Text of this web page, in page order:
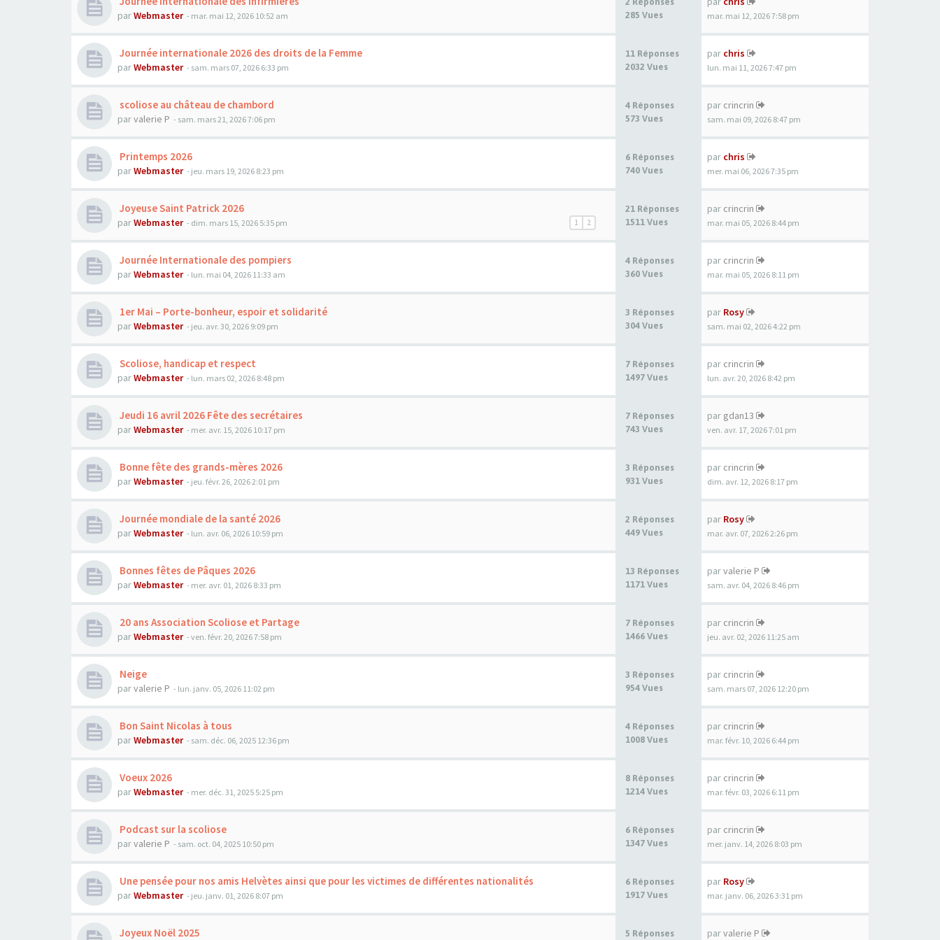
parWebmaster - mar. mai 12, 2026 10:52 am
285 Vues
mar. mai 12, 2026 7:58 pm
Journée internationale 2026 des droits de la Femme
parWebmaster - sam. mars 07, 2026 6:33 pm
11 Réponses
2032 Vues
par chris
lun. mai 11, 2026 7:47 pm
scoliose au château de chambord
parvalerie P - sam. mars 21, 2026 7:06 pm
4 Réponses
573 Vues
par crincrin
sam. mai 09, 2026 8:47 pm
Printemps 2026
parWebmaster - jeu. mars 19, 2026 8:23 pm
6 Réponses
740 Vues
par chris
mer. mai 06, 2026 7:35 pm
Joyeuse Saint Patrick 2026
1 2
parWebmaster - dim. mars 15, 2026 5:35 pm
21 Réponses
1511 Vues
par crincrin
mar. mai 05, 2026 8:44 pm
Journée Internationale des pompiers
parWebmaster - lun. mai 04, 2026 11:33 am
4 Réponses
360 Vues
par crincrin
mar. mai 05, 2026 8:11 pm
1er Mai – Porte-bonheur, espoir et solidarité
parWebmaster - jeu. avr. 30, 2026 9:09 pm
3 Réponses
304 Vues
par Rosy
sam. mai 02, 2026 4:22 pm
Scoliose, handicap et respect
parWebmaster - lun. mars 02, 2026 8:48 pm
7 Réponses
1497 Vues
par crincrin
lun. avr. 20, 2026 8:42 pm
Jeudi 16 avril 2026 Fête des secrétaires
parWebmaster - mer. avr. 15, 2026 10:17 pm
7 Réponses
743 Vues
par gdan13
ven. avr. 17, 2026 7:01 pm
Bonne fête des grands-mères 2026
parWebmaster - jeu. févr. 26, 2026 2:01 pm
3 Réponses
931 Vues
par crincrin
dim. avr. 12, 2026 8:17 pm
Journée mondiale de la santé 2026
parWebmaster - lun. avr. 06, 2026 10:59 pm
2 Réponses
449 Vues
par Rosy
mar. avr. 07, 2026 2:26 pm
Bonnes fêtes de Pâques 2026
parWebmaster - mer. avr. 01, 2026 8:33 pm
13 Réponses
1171 Vues
parvalerie P
sam. avr. 04, 2026 8:46 pm
20 ans Association Scoliose et Partage
parWebmaster - ven. févr. 20, 2026 7:58 pm
7 Réponses
1466 Vues
par crincrin
jeu. avr. 02, 2026 11:25 am
Neige
parvalerie P - lun. janv. 05, 2026 11:02 pm
3 Réponses
954 Vues
par crincrin
sam. mars 07, 2026 12:20 pm
Bon Saint Nicolas à tous
parWebmaster - sam. déc. 06, 2025 12:36 pm
4 Réponses
1008 Vues
par crincrin
mar. févr. 10, 2026 6:44 pm
Voeux 2026
parWebmaster - mer. déc. 31, 2025 5:25 pm
8 Réponses
1214 Vues
par crincrin
mar. févr. 03, 2026 6:11 pm
Podcast sur la scoliose
parvalerie P - sam. oct. 04, 2025 10:50 pm
6 Réponses
1347 Vues
par crincrin
mer. janv. 14, 2026 8:03 pm
Une pensée pour nos amis Helvètes ainsi que pour les victimes de différentes nationalités
parWebmaster - jeu. janv. 01, 2026 8:07 pm
6 Réponses
1917 Vues
par Rosy
mar. janv. 06, 2026 3:31 pm
Joyeux Noël 2025 5 Réponses parvalerie P